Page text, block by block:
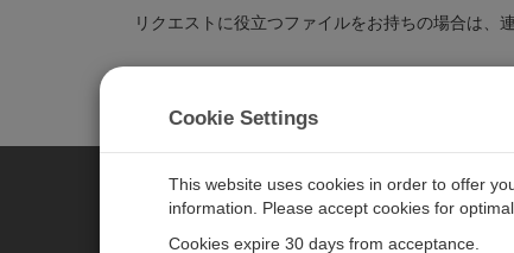
リクエストに役立つファイルをお持ちの場合は、
CAMPBELL SCIENTIFIC
Cookie Settings
This website uses cookies in order to offer
information. Please accept cookies for
Cookies expire 30 days from acceptance.